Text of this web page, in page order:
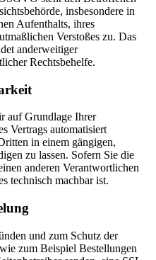
insbesondere in
Aufenthalts, ihres
Verstoßes zu. Das
anderweitiger
Rechtsbehelfe.
auf Grundlage Ihrer
Vertrags automatisiert
in einem gängigen,
zu lassen. Sofern Sie die
anderen Verantwortlichen
technisch machbar ist.
und zum Schutz der
zum Beispiel Bestellungen